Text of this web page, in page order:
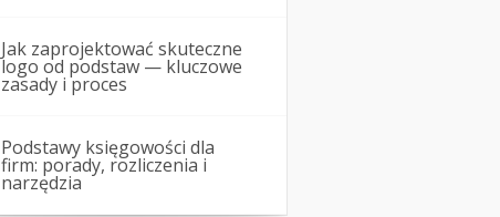
Jak zaprojektować skuteczne
logo od podstaw — kluczowe
zasady i proces
Podstawy księgowości dla
firm: porady, rozliczenia i
narzędzia